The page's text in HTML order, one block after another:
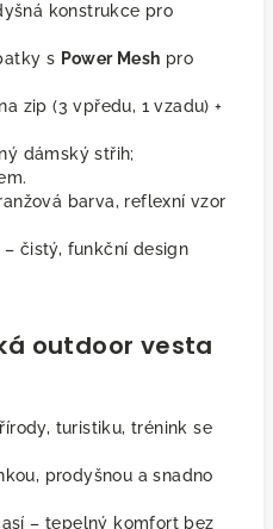
konstrukce pro
s Power Mesh pro
zip (3 vpředu, 1 vzadu) +
dámský střih;
barva, reflexní vzor
čistý, funkční design
outdoor vesta
turistiku, trénink se
prodyšnou a snadno
– tepelný komfort bez